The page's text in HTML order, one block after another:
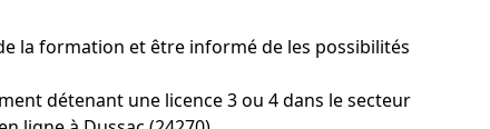
la formation et être informé de les possibilités
détenant une licence 3 ou 4 dans le secteur